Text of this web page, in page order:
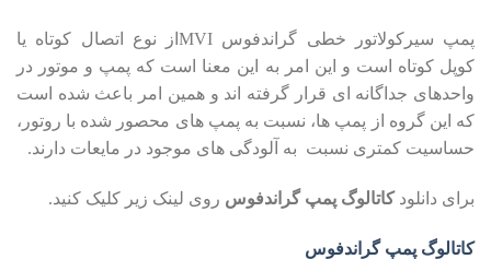
پمپ سیرکولاتور خطی گراندفوس MVIاز نوع اتصال کوتاه یا
کوپل کوتاه است و این امر به این معنا است که پمپ و موتور در
واحدهای جداگانه ای قرار گرفته اند و همین امر باعث شده است
که این گروه از پمپ ها، نسبت به پمپ های محصور شده با روتور،
حساسیت کمتری نسبت به آلودگی های موجود در مایعات دارند.
برای دانلودکاتالوگ پمپ گراندفوس روی لینک زیر کلیک کنید.
کاتالوگ پمپ گراندفوس